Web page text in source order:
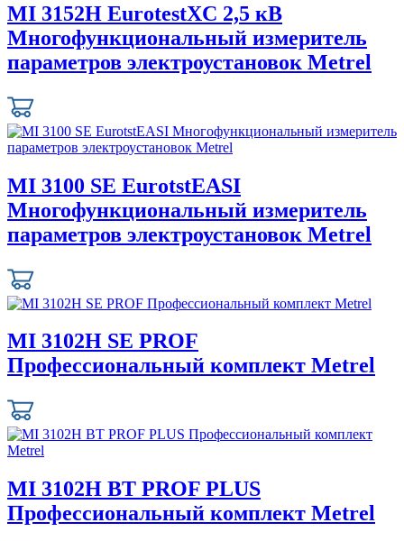
MI 3152H EurotestXC 2,5 кВ
Многофункциональный измеритель
параметров электроустановок Metrel
MI 3100 SE EurotstEASI
Многофункциональный измеритель
параметров электроустановок Metrel
MI 3102H SE PROF
Профессиональный комплект Metrel
MI 3102H BT PROF PLUS
Профессиональный комплект Metrel